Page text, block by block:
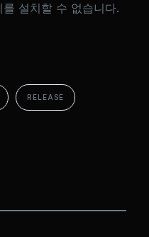
설치할 수 없습니다.
RELEASE